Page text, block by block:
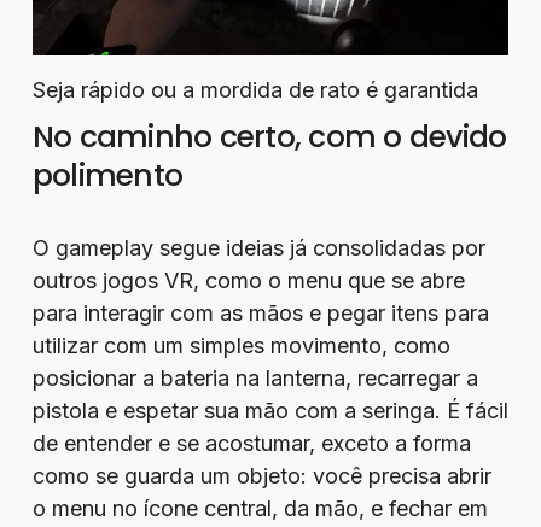
Seja rápido ou a mordida de rato é garantida
No caminho certo, com o devido
polimento
O gameplay segue ideias já consolidadas por
outros jogos VR, como o menu que se abre
para interagir com as mãos e pegar itens para
utilizar com um simples movimento, como
posicionar a bateria na lanterna, recarregar a
pistola e espetar sua mão com a seringa. É fácil
de entender e se acostumar, exceto a forma
como se guarda um objeto: você precisa abrir
o menu no ícone central, da mão, e fechar em